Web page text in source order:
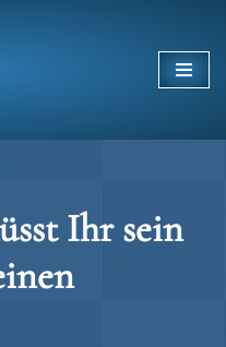
Ihr sein